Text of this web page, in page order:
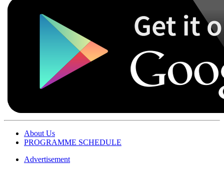
About Us
PROGRAMME SCHEDULE
Advertisement